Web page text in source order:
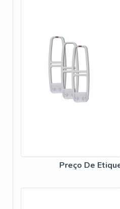
QUANTO CUSTA
ETIQUETA
Fazer uma etiqueta
ETIQUETA?
integrado ao custo
Preço De